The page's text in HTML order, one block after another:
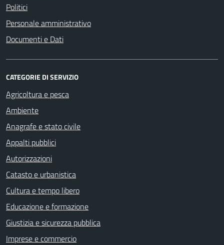
Politici
Personale amministrativo
Documenti e Dati
CATEGORIE DI SERVIZIO
Agricoltura e pesca
Ambiente
Anagrafe e stato civile
Appalti pubblici
Autorizzazioni
Catasto e urbanistica
Cultura e tempo libero
Educazione e formazione
Giustizia e sicurezza pubblica
Imprese e commercio